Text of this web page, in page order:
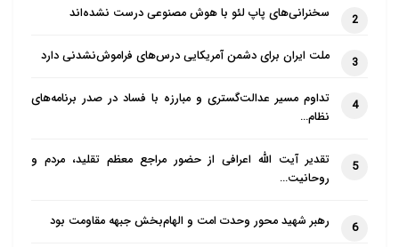
2 سخنرانی‌های پاپ لئو با هوش مصنوعی درست نشده‌اند
3 ملت ایران برای دشمن آمریکایی درس‌های فراموش‌نشدنی دارد
4
تداوم مسیر عدالت‌گستری و مبارزه با فساد در صدر برنامه‌های
نظام…
5
تقدیر آیت الله اعرافی از حضور مراجع معظم تقلید، مردم و
روحانیت…
6 رهبر شهید محور وحدت امت و الهام‌بخش جبهه مقاومت بود